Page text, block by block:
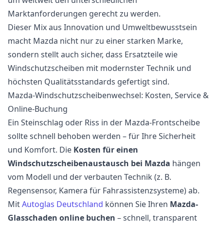
Marktanforderungen gerecht zu werden.
Dieser Mix aus Innovation und Umweltbewusstsein
macht Mazda nicht nur zu einer starken Marke,
sondern stellt auch sicher, dass Ersatzteile wie
Windschutzscheiben mit modernster Technik und
höchsten Qualitätsstandards gefertigt sind.
Mazda-Windschutzscheibenwechsel: Kosten, Service &
Online-Buchung
Ein Steinschlag oder Riss in der Mazda-Frontscheibe
sollte schnell behoben werden – für Ihre Sicherheit
und Komfort. Die Kosten für einen
Windschutzscheibenaustausch bei Mazda hängen
vom Modell und der verbauten Technik (z. B.
Regensensor, Kamera für Fahrassistenzsysteme) ab.
MitAutoglas Deutschland können Sie Ihren Mazda-
Glasschaden online buchen – schnell, transparent